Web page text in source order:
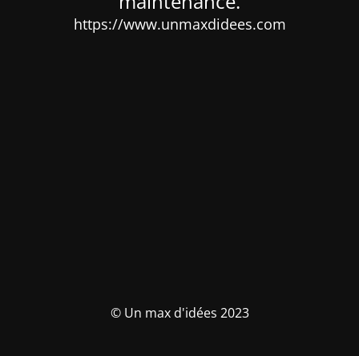
https://www.unmaxdidees.com
© Un max d'idées 2023